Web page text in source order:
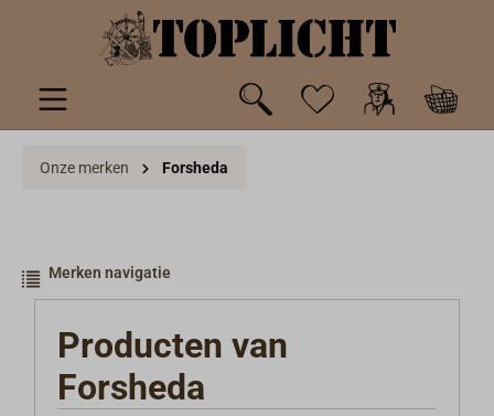
hoofdinhoud
Onze merken Forsheda
Merken navigatie
Producten van
Forsheda